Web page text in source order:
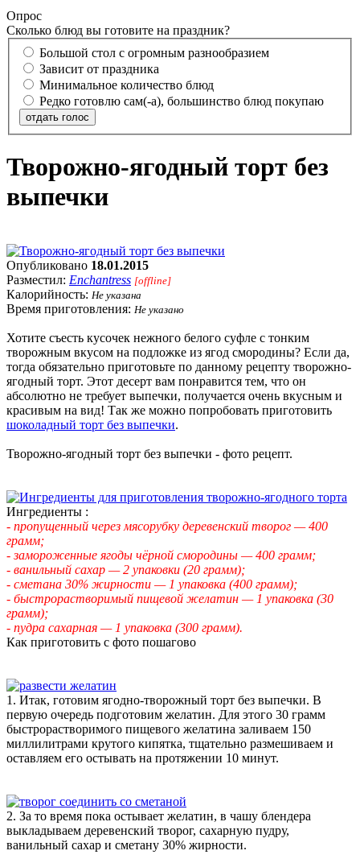
Опрос
Сколько блюд вы готовите на праздник?
Большой стол с огромным разнообразием
Зависит от праздника
Минимальное количество блюд
Редко готовлю сам(-а), большинство блюд покупаю
отдать голос
Творожно-ягодный торт без
выпечки
Опубликовано 18.01.2015
Разместил: Enchantress [offline]
Калорийность: Не указана
Время приготовления: Не указано
Хотите съесть кусочек нежного белого суфле с тонким
творожным вкусом на подложке из ягод смородины? Если да,
тогда обязательно приготовьте по данному рецепту творожно-
ягодный торт. Этот десерт вам понравится тем, что он
абсолютно не требует выпечки, получается очень вкусным и
красивым на вид! Так же можно попробовать приготовить
шоколадный торт без выпечки.
Творожно-ягодный торт без выпечки - фото рецепт.
Ингредиенты :
- пропущенный через мясорубку деревенский творог — 400
грамм;
- замороженные ягоды чёрной смородины — 400 грамм;
- ванильный сахар — 2 упаковки (20 грамм);
- сметана 30% жирности — 1 упаковка (400 грамм);
- быстрорастворимый пищевой желатин — 1 упаковка (30
грамм);
- пудра сахарная — 1 упаковка (300 грамм).
Как приготовить с фото пошагово
1. Итак, готовим ягодно-творожный торт без выпечки. В
первую очередь подготовим желатин. Для этого 30 грамм
быстрорастворимого пищевого желатина заливаем 150
миллилитрами крутого кипятка, тщательно размешиваем и
оставляем его остывать на протяжении 10 минут.
2. За то время пока остывает желатин, в чашу блендера
выкладываем деревенский творог, сахарную пудру,
ванильный сахар и сметану 30% жирности.